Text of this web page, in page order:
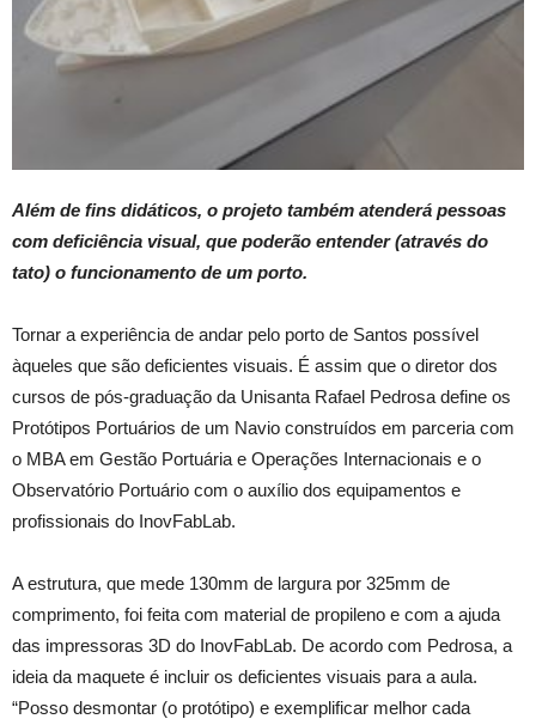
Além de fins didáticos, o projeto também atenderá pessoas
com deficiência visual, que poderão entender (através do
tato) o funcionamento de um porto.
Tornar a experiência de andar pelo porto de Santos possível
àqueles que são deficientes visuais. É assim que o diretor dos
cursos de pós-graduação da Unisanta Rafael Pedrosa define os
Protótipos Portuários de um Navio construídos em parceria com
o MBA em Gestão Portuária e Operações Internacionais e o
Observatório Portuário com o auxílio dos equipamentos e
profissionais do InovFabLab.
A estrutura, que mede 130mm de largura por 325mm de
comprimento, foi feita com material de propileno e com a ajuda
das impressoras 3D do InovFabLab. De acordo com Pedrosa, a
ideia da maquete é incluir os deficientes visuais para a aula.
“Posso desmontar (o protótipo) e exemplificar melhor cada